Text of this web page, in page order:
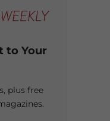
to Your
plus free